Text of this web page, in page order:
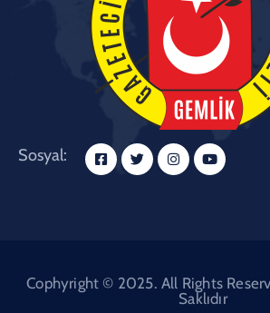
Sosyal:
Cophyright © 2025. All Rights
Saklıdır